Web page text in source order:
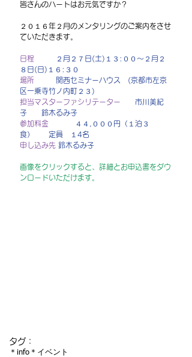
皆さんのハートはお元気ですか？
２０１６年２月のメンタリングのご案内をさせ
ていただきます。
日程 ２月２７日(土)１３:００～２月２
８日(日)１６:３０
場所 関西セミナーハウス　(京都市左京
区一乗寺竹ノ内町２３)
担当マスターファシリテーター 市川美紀
子　　鈴木るみ子
参加料金 ４４,０００円（１泊３
食）　　定員　１4名
申し込み先 鈴木るみ子
画像をクリックすると、詳細とお申込書をダウ
ンロードいただけます。
タグ：
＊info ＊イベント